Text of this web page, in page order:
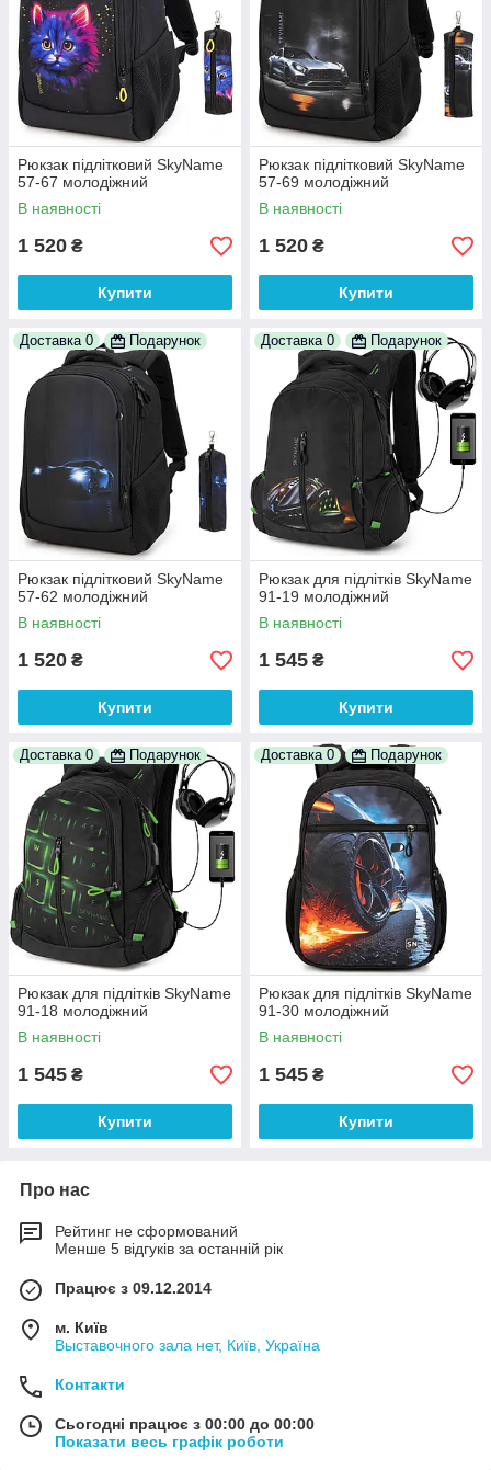
Рюкзак підлітковий SkyName
57-67 молодіжний
В наявності
1 520 ₴
Купити
Рюкзак підлітковий SkyName
57-69 молодіжний
В наявності
1 520 ₴
Купити
Доставка 0 Подарунок
Рюкзак підлітковий SkyName
57-62 молодіжний
В наявності
1 520 ₴
Купити
Доставка 0 Подарунок
Рюкзак для підлітків SkyName
91-19 молодіжний
В наявності
1 545 ₴
Купити
Доставка 0 Подарунок
Рюкзак для підлітків SkyName
91-18 молодіжний
В наявності
1 545 ₴
Купити
Доставка 0 Подарунок
Рюкзак для підлітків SkyName
91-30 молодіжний
В наявності
1 545 ₴
Купити
Про нас
Рейтинг не сформований
Менше 5 відгуків за останній рік
Працює з 09.12.2014
м. Київ
Выставочного зала нет, Київ, Україна
Контакти
Сьогодні працює з 00:00 до 00:00
Показати весь графік роботи